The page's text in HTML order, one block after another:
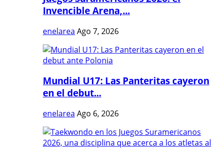
Invencible Arena,...
enelarea Ago 7, 2026
Mundial U17: Las Panteritas cayeron
en el debut...
enelarea Ago 6, 2026